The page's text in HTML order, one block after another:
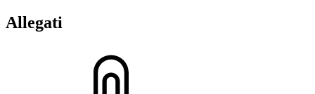
Allegati